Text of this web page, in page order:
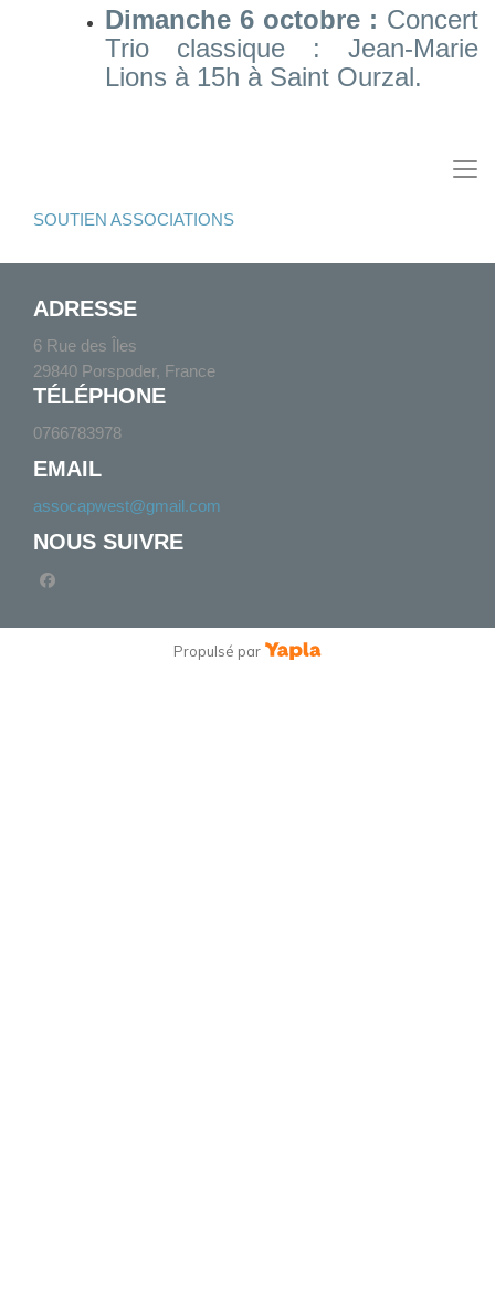
Dimanche 6 octobre : Concert
Trio classique : Jean-Marie
Lions à 15h à Saint Ourzal.
SOUTIEN ASSOCIATIONS
ADRESSE
6 Rue des Îles
29840 Porspoder, France
TÉLÉPHONE
0766783978
EMAIL
assocapwest@gmail.com
NOUS SUIVRE
facebook
Propulsé par